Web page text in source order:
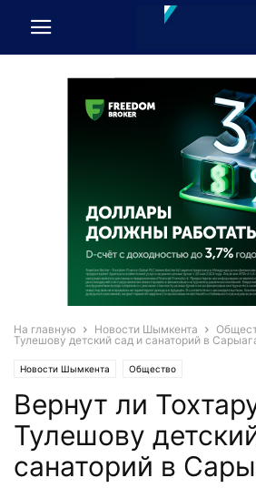
На главную Новости Шымкента
Тулешову детский сад и санаторий в
Новости Шымкента Общество
Вернут ли
Тулешову
санаторий в